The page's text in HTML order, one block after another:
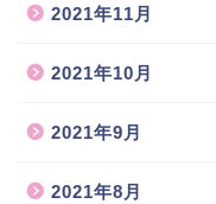
2021年11月
2021年10月
2021年9月
2021年8月